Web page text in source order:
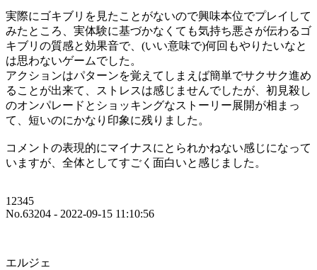
実際にゴキブリを見たことがないので興味本位でプレイして
みたところ、実体験に基づかなくても気持ち悪さが伝わるゴ
キブリの質感と効果音で、(いい意味で)何回もやりたいなと
は思わないゲームでした。
アクションはパターンを覚えてしまえば簡単でサクサク進め
ることが出来て、ストレスは感じませんでしたが、初見殺し
のオンパレードとショッキングなストーリー展開が相まっ
て、短いのにかなり印象に残りました。
コメントの表現的にマイナスにとられかねない感じになって
いますが、全体としてすごく面白いと感じました。
12345
No.63204 - 2022-09-15 11:10:56
エルジェ